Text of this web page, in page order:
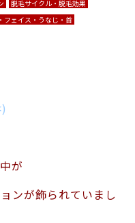
脱毛サイクル・脱毛効果
フェイス・うなじ・首
が
ンが飾られていまし